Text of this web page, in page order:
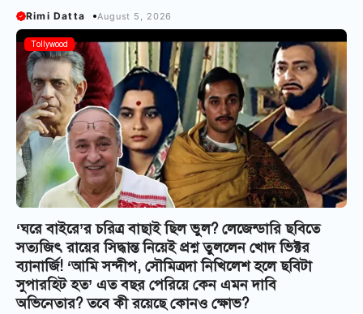
Rimi Datta August 5, 2026
Tollywood
‘ঘরে বাইরে’র চরিত্র বাছাই ছিল ভুল? লেজেন্ডারি ছবিতে
সত্যজিৎ রায়ের সিদ্ধান্ত নিয়েই প্রশ্ন তুললেন খোদ ভিক্টর
ব্যানার্জি! ‘আমি সন্দীপ, সৌমিত্রদা নিখিলেশ হলে ছবিটা
সুপারহিট হত’ এত বছর পেরিয়ে কেন এমন দাবি
অভিনেতার? তবে কী রয়েছে কোন‌ও ক্ষোভ?